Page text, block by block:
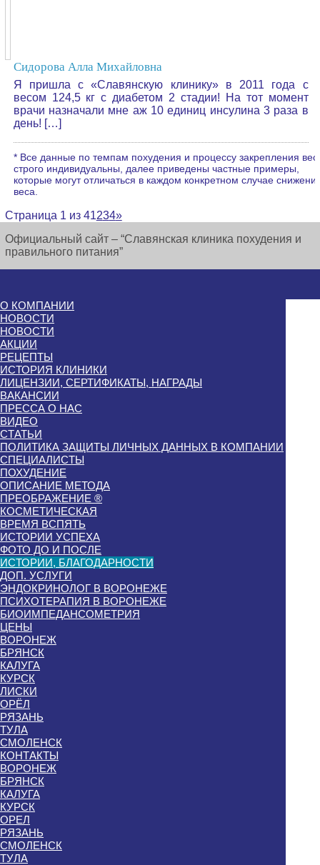
Сидорова Алла Михайловна
Я пришла с «Славянскую клинику» в 2011 года с
весом 124,5 кг с диабетом 2 стадии! На тот момент
врачи назначали мне аж 10 единиц инсулина 3 раза в
день! […]
* Все данные по темпам похудения и процессу закрепления
строго индивидуальны, далее приведены частные примеры,
которые могут отличаться в каждом конкретном случае
веса.
Страница 1 из 41234»
Официальный сайт – “Славянская клиника похудения и
правильного питания”
О КОМПАНИИ
НОВОСТИ
НОВОСТИ
АКЦИИ
РЕЦЕПТЫ
ИСТОРИЯ КЛИНИКИ
ЛИЦЕНЗИИ, СЕРТИФИКАТЫ, НАГРАДЫ
ВАКАНСИИ
ПРЕССА О НАС
ВИДЕО
СТАТЬИ
ПОЛИТИКА ЗАЩИТЫ ЛИЧНЫХ ДАННЫХ В КОМПАНИИ
СПЕЦИАЛИСТЫ
ПОХУДЕНИЕ
ОПИСАНИЕ МЕТОДА
ПРЕОБРАЖЕНИЕ ®
КОСМЕТИЧЕСКАЯ
ВРЕМЯ ВСПЯТЬ
ИСТОРИИ УСПЕХА
ФОТО ДО И ПОСЛЕ
ИСТОРИИ, БЛАГОДАРНОСТИ
ДОП. УСЛУГИ
ЭНДОКРИНОЛОГ В ВОРОНЕЖЕ
ПСИХОТЕРАПИЯ В ВОРОНЕЖЕ
БИОИМПЕДАНСОМЕТРИЯ
ЦЕНЫ
ВОРОНЕЖ
БРЯНСК
КАЛУГА
КУРСК
ЛИСКИ
ОРЁЛ
РЯЗАНЬ
ТУЛА
СМОЛЕНСК
КОНТАКТЫ
ВОРОНЕЖ
БРЯНСК
КАЛУГА
КУРСК
ОРЕЛ
РЯЗАНЬ
СМОЛЕНСК
ТУЛА